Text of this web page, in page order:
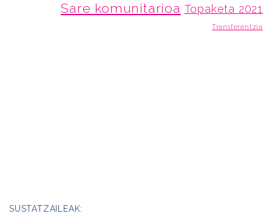
Sare komunitarioa Topaketa 2021
Transferentzia
SUSTATZAILEAK: